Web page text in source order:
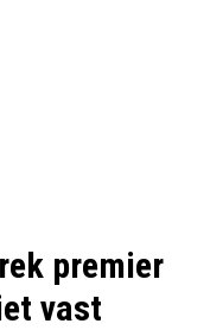
premier
vast